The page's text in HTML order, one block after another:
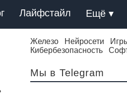
Лайфстайл Ещё ▾
Железо Нейросети
Кибербезопасность
Мы в Telegram